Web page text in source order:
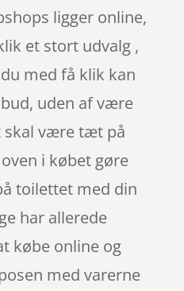
ligger online,
et stort udvalg ,
med få klik kan
uden af være
skal være tæt på
i købet gøre
toilettet med din
har allerede
købe online og
med varerne